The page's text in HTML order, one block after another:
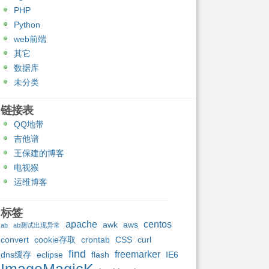
PHP
Python
web前端
其它
数据库
未分类
链接表
QQ地带
吉他谱
王保建的博客
电视猴
运维博客
标签
ab ab测试出现异常 apache awk aws centos
convert cookie存取 crontab CSS curl
dns缓存 eclipse find flash freemarker IE6